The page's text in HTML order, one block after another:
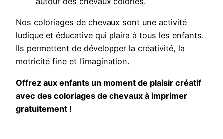
Nos coloriages de chevaux sont une activité
ludique et éducative qui plaira à tous les enfants.
Ils permettent de développer la créativité, la
motricité fine et l’imagination.
Offrez aux enfants un moment de plaisir créatif
avec des coloriages de chevaux à imprimer
gratuitement !